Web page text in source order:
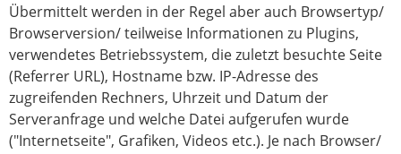
Übermittelt werden in der Regel aber auch Browsertyp/
Browserversion/ teilweise Informationen zu Plugins,
verwendetes Betriebssystem, die zuletzt besuchte Seite
(Referrer URL), Hostname bzw. IP-Adresse des
zugreifenden Rechners, Uhrzeit und Datum der
Serveranfrage und welche Datei aufgerufen wurde
("Internetseite", Grafiken, Videos etc.). Je nach Browser/